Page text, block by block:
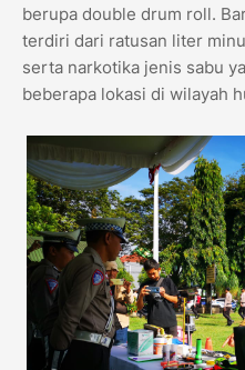
berupa double drum roll.
terdiri dari ratusan liter
serta narkotika jenis sabu
beberapa lokasi di wilayah